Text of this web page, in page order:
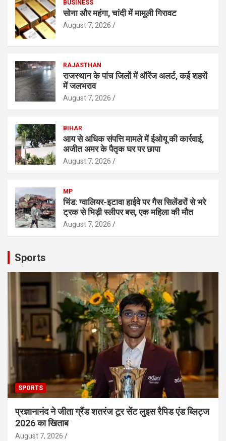
BUSINESS
सोना और महंगा, चांदी में मामूली गिरावट
August 7, 2026
RAJASTHAN
राजस्थान के पांच जिलों में ऑरेंज अलर्ट, कई शहरों
में जलभराव
August 7, 2026
BIHAR
आय से अधिक संपत्ति मामले में ईओयू की कार्रवाई,
अजीत अमर के पैतृक घर पर छापा
August 7, 2026
MP
भिंड: ग्वालियर-इटावा हाईवे पर गैस सिलेंडरों से भरे
ट्रक से भिड़ी स्लीपर बस, एक महिला की मौत
August 7, 2026
Sports
SPORTS
प्रज्ञानानंद ने जीता ग्रैंड शतरंज टूर सेंट लुइस रैपिड एंड ब्लिट्ज
2026 का खिताब
August 7, 2026